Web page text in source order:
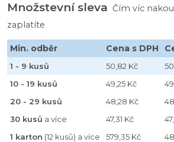
Množstevní sleva Čím víc
zaplatíte
Min. odběr Cena s DPH
1 - 9 kusů 50,82 Kč
10 - 19 kusů
49,25 Kč
20 - 29 kusů
48,28 Kč
30 kusů a více 47,31 Kč
1 karton (12 kusů) a více 579,35 Kč